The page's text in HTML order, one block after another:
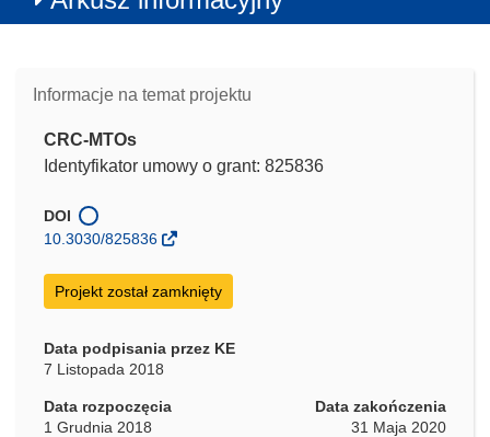
Informacje na temat projektu
CRC-MTOs
Identyfikator umowy o grant: 825836
DOI
10.3030/825836
Projekt został zamknięty
Data podpisania przez KE
7 Listopada 2018
Data rozpoczęcia
1 Grudnia 2018
Data zakończenia
31 Maja 2020